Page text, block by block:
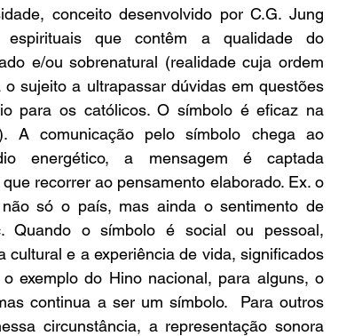
conceito desenvolvido por C.G. Jung
espirituais que contêm a qualidade do
e/ou sobrenatural (realidade cuja ordem
sujeito a ultrapassar dúvidas em questões
para os católicos. O símbolo é eficaz na
A comunicação pelo símbolo chega ao
energético, a mensagem é captada
recorrer ao pensamento elaborado. Ex. o
só o país, mas ainda o sentimento de
Quando o símbolo é social ou pessoal,
e a experiência de vida, significados
exemplo do Hino nacional, para alguns, o
continua a ser um símbolo.  Para outros
circunstância, a representação sonora